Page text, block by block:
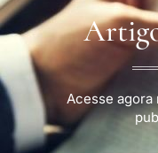
Acesse agora